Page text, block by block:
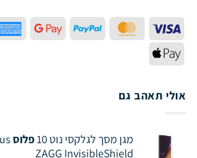
Visa
MasterCard
PayPal
Google
Pay
Apple
Pay
אולי תאהב גם
מגן מסך לגלקסי נוט 10 פלוס
ZAGG InvisibleShield